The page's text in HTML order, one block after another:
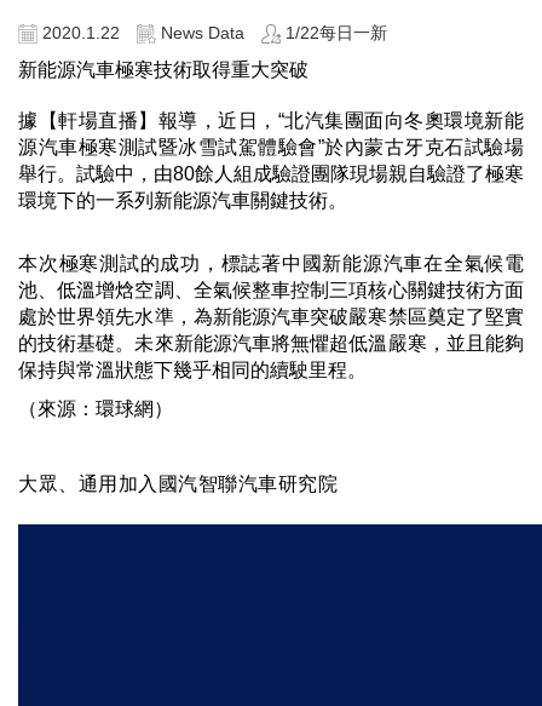
2020.1.22 News Data 1/22每日一新
新能源汽車極寒技術取得重大突破
據【軒場直播】報導，近日，“北汽集團面向冬奧環境新能
源汽車極寒測試暨冰雪試駕體驗會”於內蒙古牙克石試驗場
舉行。試驗中，由80餘人組成驗證團隊現場親自驗證了極寒
環境下的一系列新能源汽車關鍵技術。
本次極寒測試的成功，標誌著中國新能源汽車在全氣候電
池、低溫增焓空調、全氣候整車控制三項核心關鍵技術方面
處於世界領先水準，為新能源汽車突破嚴寒禁區奠定了堅實
的技術基礎。未來新能源汽車將無懼超低溫嚴寒，並且能夠
保持與常溫狀態下幾乎相同的續駛里程。
（來源：環球網）
大眾、通用加入國汽智聯汽車研究院